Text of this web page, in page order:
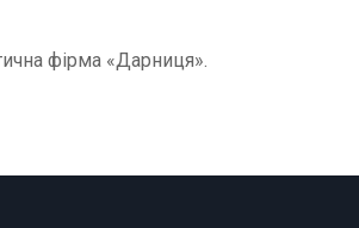
фірма «Дарниця».